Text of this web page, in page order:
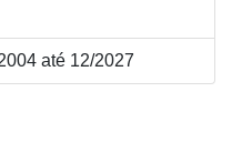
até 12/2027